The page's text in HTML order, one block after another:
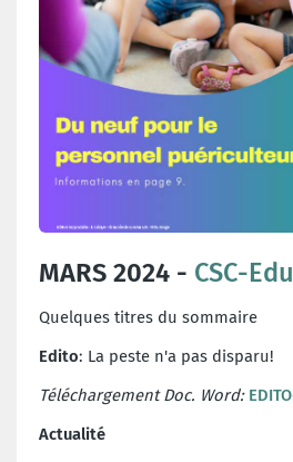
MARS 2024 - CSC-
Quelques titres du sommaire
Edito: La peste n'a pas disparu!
Téléchargement Doc. Word:
Actualité